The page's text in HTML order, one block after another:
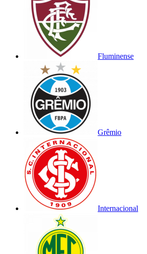
Fluminense
Grêmio
Internacional